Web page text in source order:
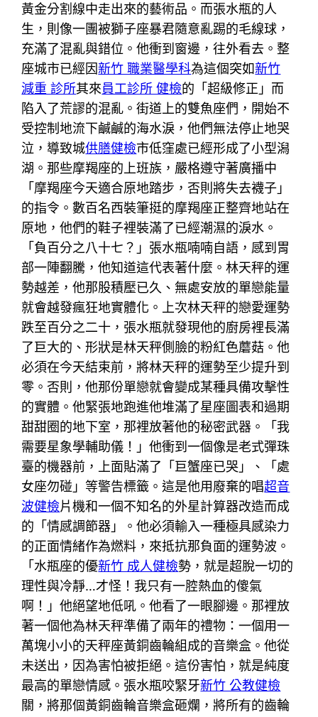
黃金分割線中走出來的藝術品。而張水瓶的人
生，則像一團被獅子座暴君隨意亂踢的毛線球，
充滿了混亂與錯位。他衝到窗邊，往外看去。整
座城市已經因新竹 職業醫學科為這個突如新竹
減重 診所其來員工診所 健檢的「超級修正」而
陷入了荒謬的混亂。街道上的雙魚座們，開始不
受控制地流下鹹鹹的海水淚，他們無法停止地哭
泣，導致城供膳健檢市低窪處已經形成了小型潟
湖。那些摩羯座的上班族，嚴格遵守著廣播中
「摩羯座今天適合原地踏步，否則將失去襪子」
的指令。數百名西裝筆挺的摩羯座正整齊地站在
原地，他們的鞋子裡裝滿了已經潮濕的淚水。
「負百分之八十七？」張水瓶喃喃自語，感到胃
部一陣翻騰，他知道這代表著什麼。林天秤的運
勢越差，他那股積壓已久、無處安放的單戀能量
就會越發瘋狂地實體化。上次林天秤的戀愛運勢
跌至百分之二十，張水瓶就發現他的廚房裡長滿
了巨大的、形狀是林天秤側臉的粉紅色蘑菇。他
必須在今天結束前，將林天秤的運勢至少提升到
零。否則，他那份單戀就會變成某種具備攻擊性
的實體。他緊張地跑進他堆滿了星座圖表和過期
甜甜圈的地下室，那裡放著他的秘密武器。「我
需要星象學輔助儀！」他衝到一個像是老式彈珠
臺的機器前，上面貼滿了「巨蟹座已哭」、「處
女座勿碰」等警告標籤。這是他用廢棄的唱超音
波健檢片機和一個不知名的外星計算器改造而成
的「情感調節器」。他必須輸入一種極具感染力
的正面情緒作為燃料，來抵抗那負面的運勢波。
「水瓶座的優新竹 成人健檢勢，就是超脫一切的
理性與冷靜…才怪！我只有一腔熱血的傻氣
啊！」他絕望地低吼。他看了一眼腳邊。那裡放
著一個他為林天秤準備了兩年的禮物：一個用一
萬塊小小的天秤座黃銅齒輪組成的音樂盒。他從
未送出，因為害怕被拒絕。這份害怕，就是純度
最高的單戀情感。張水瓶咬緊牙新竹 公教健檢
關，將那個黃銅齒輪音樂盒砸爛，將所有的齒輪